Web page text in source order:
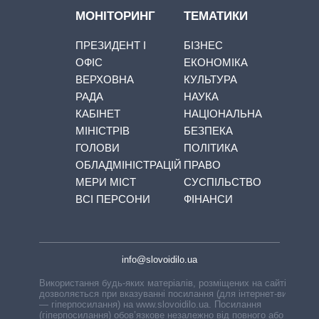
МОНІТОРИНГ
ПРЕЗИДЕНТ І
ОФІС
ВЕРХОВНА
РАДА
КАБІНЕТ
МІНІСТРІВ
ГОЛОВИ
ОБЛАДМІНІСТРАЦІЙ
МЕРИ МІСТ
ВСІ ПЕРСОНИ
ТЕМАТИКИ
БІЗНЕС
ЕКОНОМІКА
КУЛЬТУРА
НАУКА
НАЦІОНАЛЬНА
БЕЗПЕКА
ПОЛІТИКА
ПРАВО
СУСПІЛЬСТВО
ФІНАНСИ
info@slovoidilo.ua
Використання будь-яких матеріалів, розміщених на сайті,
дозволяється при вказуванні посилання (для інтернет-видань
— гіперпосилання) на www.slovoidilo.ua. Посилання
(гіперпосилання) обов’язкове незалежно від повного або